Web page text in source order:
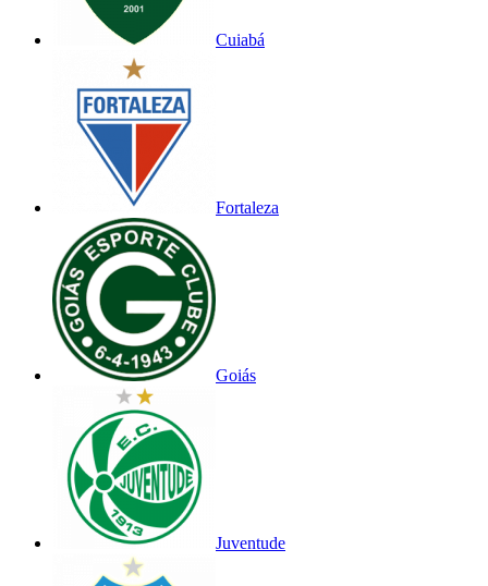
Cuiabá
Fortaleza
Goiás
Juventude